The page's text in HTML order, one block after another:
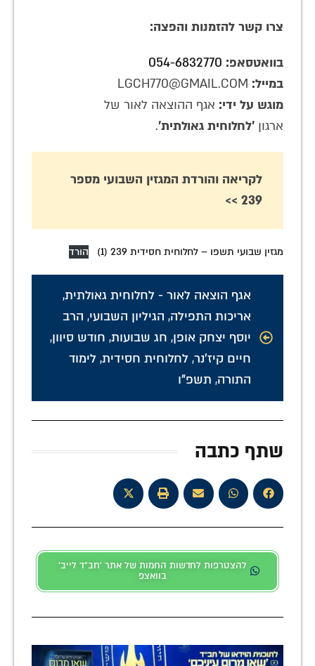
צרו קשר להזמנות והפצה:
בוואטסאפ: 054-6832770
במייל:
מוגש על ידי: אגף ההוצאה לאור של
ארגון 'לחלוחית גאולתית'.
לקריאה והורדת המגזין השבועי מספר
239 >>
מגזין שבועי תשפו – לחלוחית חסידית 239 (1) הורד
אגף הוצאה לאור - לחלוחית גאולתית,
אריכות התפילה, הגיליון השבועי, הרב
יוסף יצחק אופן, חג שבועות, חודש סיוון,
חיים קיז'נר, לחלוחית חסידית, לימוד
התורה, תשפ"ו
שתף כתבה
להצטרפות לחדשות החמות של אתר 'חב"ד לייב'
בוואצפ